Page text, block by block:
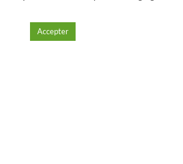
Ajouter à mes produits favoris
Accepter